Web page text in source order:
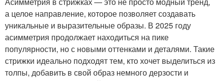
а целое направление, которое позволяет создавать
уникальные и выразительные образы. В 2025 году
асимметрия продолжает находиться на пике
популярности, но с новыми оттенками и деталями. Такие
стрижки идеально подходят тем, кто хочет выделиться из
толпы, добавить в свой образ немного дерзости и